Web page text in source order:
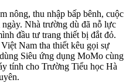
nông, thu nhập bấp bênh, cuộc
Nhà trường dù đã nỗ lực
đầu tư trang thiết bị đắt đỏ.
Nam tha thiết kêu gọi sự
Siêu ứng dụng MoMo cùng
tính cho Trường Tiểu học Hà